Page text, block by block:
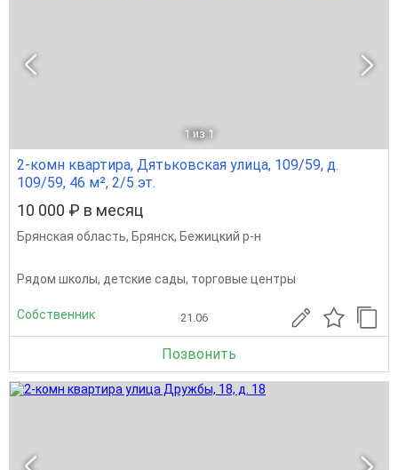
1 из 1
2-комн квартира, Дятьковская улица, 109/59, д.
109/59, 46 м², 2/5 эт.
10 000 ₽ в месяц
Брянская область, Брянск, Бежицкий р-н
Рядом школы, детские сады, торговые центры
Собственник 21.06
Позвонить